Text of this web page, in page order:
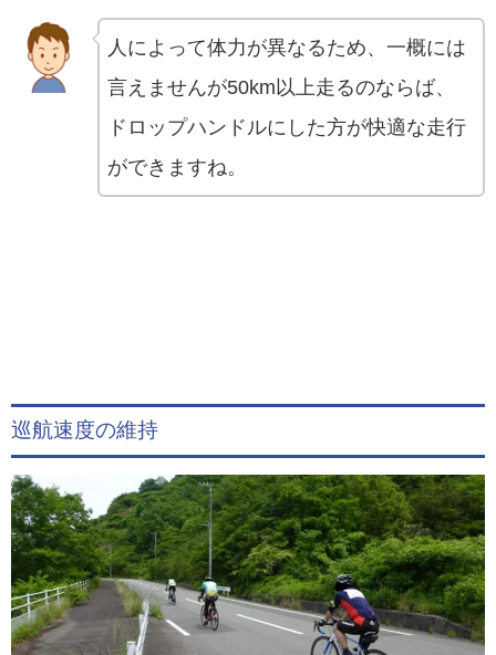
人によって体力が異なるため、一概には
言えませんが50km以上走るのならば、
ドロップハンドルにした方が快適な走行
ができますね。
巡航速度の維持